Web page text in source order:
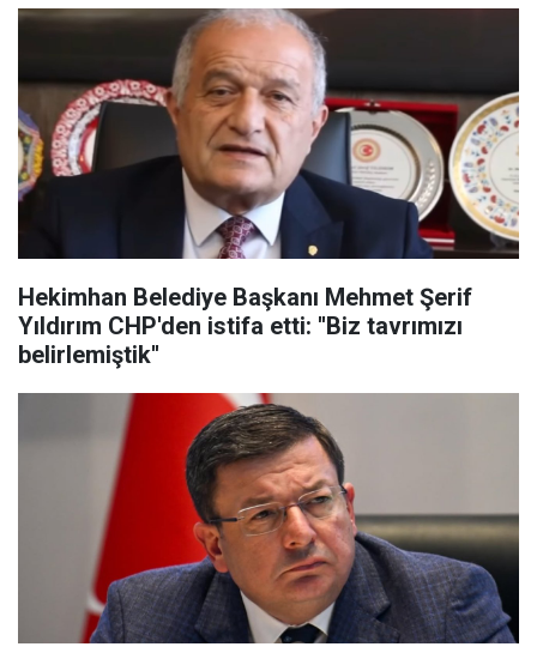
Hekimhan Belediye Başkanı Mehmet Şerif
Yıldırım CHP'den istifa etti: ''Biz tavrımızı
belirlemiştik''